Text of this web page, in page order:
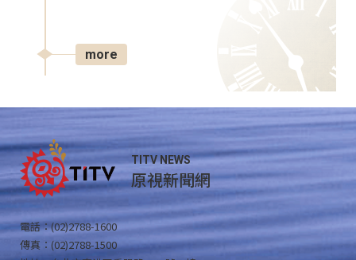
more
TITV NEWS
原視新聞網
電話：(02)2788-1600
傳真：(02)2788-1500